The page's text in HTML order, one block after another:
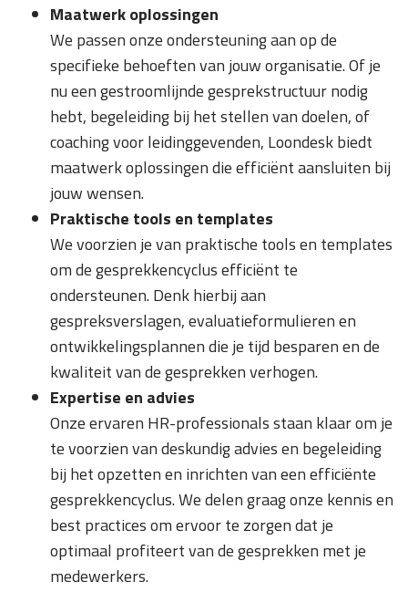
Maatwerk oplossingen
We passen onze ondersteuning aan op de
specifieke behoeften van jouw organisatie. Of je
nu een gestroomlijnde gesprekstructuur nodig
hebt, begeleiding bij het stellen van doelen, of
coaching voor leidinggevenden, Loondesk biedt
maatwerk oplossingen die efficiënt aansluiten bij
jouw wensen.
Praktische tools en templates
We voorzien je van praktische tools en templates
om de gesprekkencyclus efficiënt te
ondersteunen. Denk hierbij aan
gespreksverslagen, evaluatieformulieren en
ontwikkelingsplannen die je tijd besparen en de
kwaliteit van de gesprekken verhogen.
Expertise en advies
Onze ervaren HR-professionals staan klaar om je
te voorzien van deskundig advies en begeleiding
bij het opzetten en inrichten van een efficiënte
gesprekkencyclus. We delen graag onze kennis en
best practices om ervoor te zorgen dat je
optimaal profiteert van de gesprekken met je
medewerkers.